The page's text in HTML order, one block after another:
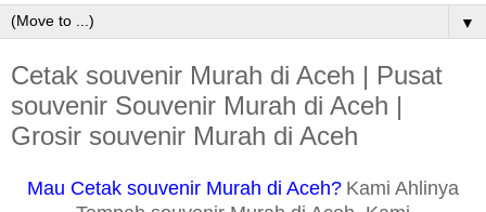
▼
Cetak souvenir Murah di Aceh | Pusat
souvenir Souvenir Murah di Aceh |
Grosir souvenir Murah di Aceh
Mau Cetak souvenir Murah di Aceh? Kami Ahlinya